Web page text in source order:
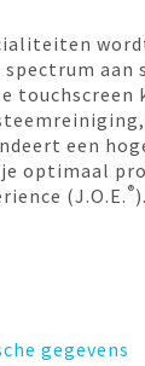
een
optimaal
(J.O.E.®).
gegevens